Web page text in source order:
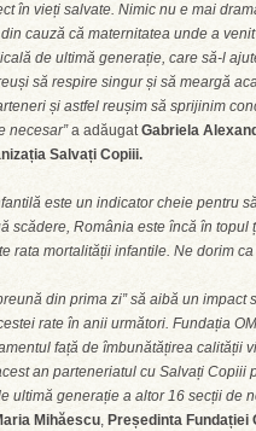
în vieți salvate. Nimic nu e mai
cauză că maternitatea unde a
de ultimă generație, care să-l
să respire singur și să meargă
și astfel reușim să sprijinim
necesar”a adăugatGabriela
Salvați Copiii.
este un indicator cheie pentru
scădere, România este încă în topul
rata mortalității infantile. Ne dorim ca
din prima zi” să aibă un impact
rate în anii următori. Fundația
față de îmbunătățirea calității
an parteneriatul cu Salvați Copiii
ultimă generație a altor 16 secții de
Mihăescu, Președinta Fundației